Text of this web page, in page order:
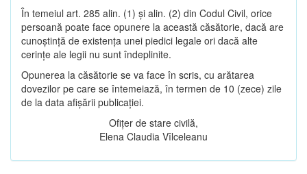
În temeiul art. 285 alin. (1) și alin. (2) din Codul Civil, orice
persoană poate face opunere la această căsătorie, dacă are
cunoștință de existența unei piedici legale ori dacă alte
cerințe ale legii nu sunt îndeplinite.
Opunerea la căsătorie se va face în scris, cu arătarea
dovezilor pe care se întemeiază, în termen de 10 (zece) zile
de la data afișării publicației.
Ofițer de stare civilă,
Elena Claudia Vîlceleanu